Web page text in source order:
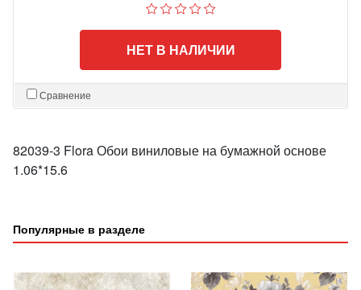
НЕТ В НАЛИЧИИ
Сравнение
82039-3 Flora Обои виниловые на бумажной основе
1.06*15.6
Популярные в разделе